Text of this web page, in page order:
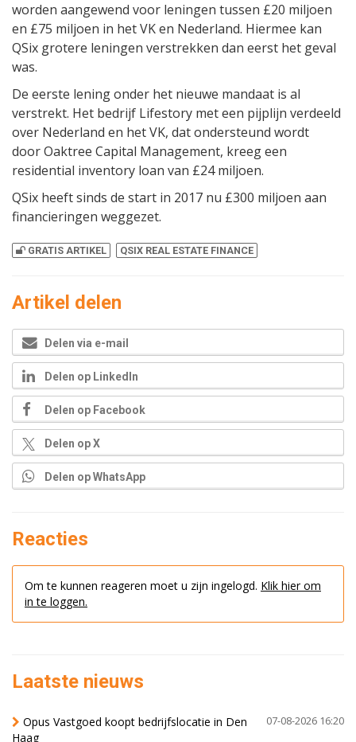
worden aangewend voor leningen tussen £20 miljoen
en £75 miljoen in het VK en Nederland. Hiermee kan
QSix grotere leningen verstrekken dan eerst het geval
was.
De eerste lening onder het nieuwe mandaat is al
verstrekt. Het bedrijf Lifestory met een pijplijn verdeeld
over Nederland en het VK, dat ondersteund wordt
door Oaktree Capital Management, kreeg een
residential inventory loan van £24 miljoen.
QSix heeft sinds de start in 2017 nu £300 miljoen aan
financieringen weggezet.
GRATIS ARTIKEL QSIX REAL ESTATE FINANCE
Artikel delen
Delen via e-mail
Delen op LinkedIn
Delen op Facebook
Delen op X
Delen op WhatsApp
Reacties
Om te kunnen reageren moet u zijn ingelogd. Klik hier om
in te loggen.
Laatste nieuws
07-08-2026 16:20
Opus Vastgoed koopt bedrijfslocatie in Den
Haag